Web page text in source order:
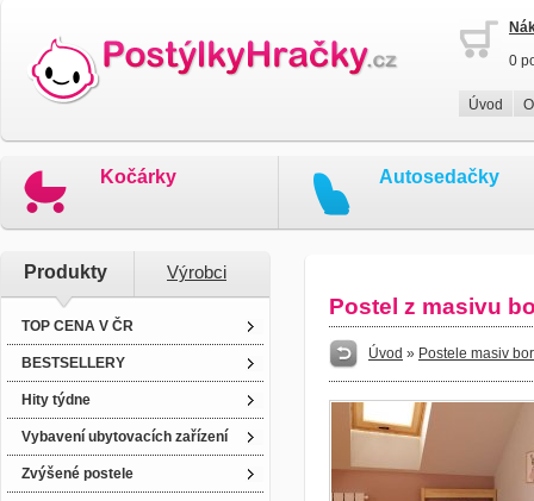
0
Úvod
Kočárky Autosedačky
Produkty Výrobci
TOP CENA V ČR
BESTSELLERY
Hity týdne
Vybavení ubytovacích zařízení
Zvýšené postele
Postel z masivu
Úvod » Postele masiv